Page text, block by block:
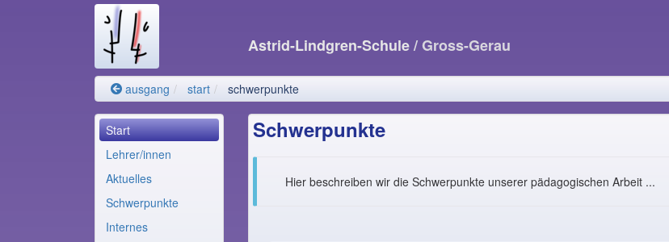
Astrid-Lindgren-Schule/ Gross-Gerau
ausgang start schwerpunkte
Start
Lehrer/innen
Aktuelles
Schwerpunkte
Internes
Schwerpunkte
Hier beschreiben wir die Schwerpunkte unserer pädagogischen Arbeit ...